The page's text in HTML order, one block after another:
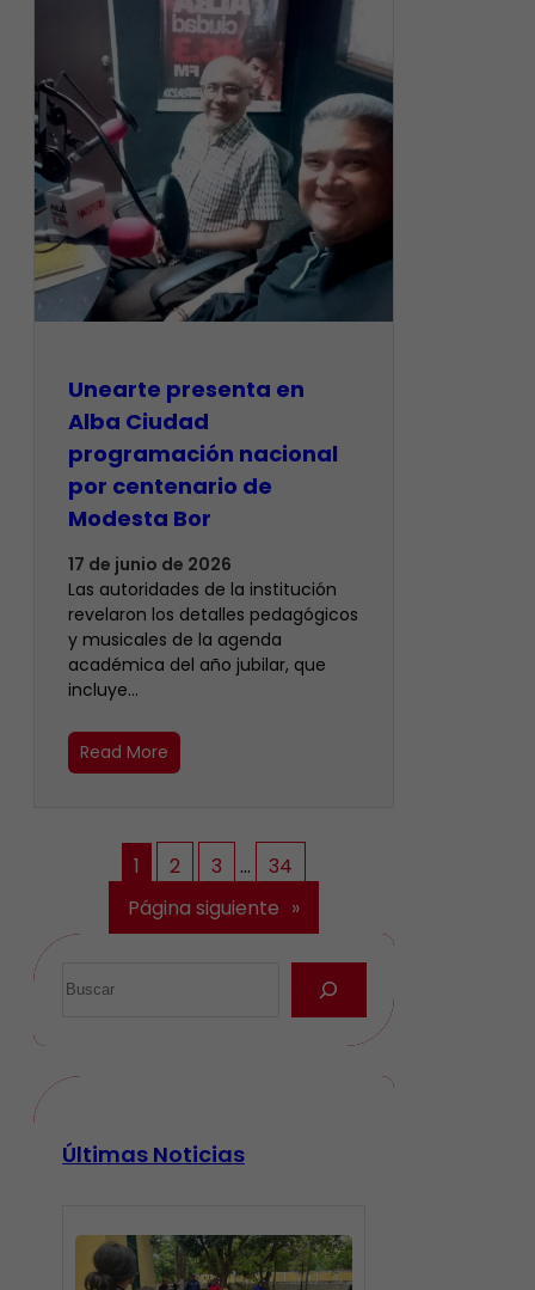
​Unearte presenta en
Alba Ciudad
programación nacional
por centenario de
Modesta Bor
17 de junio de 2026
Las autoridades de la institución
revelaron los detalles pedagógicos
y musicales de la agenda
académica del año jubilar, que
incluye…
Read More
1 2 3 …
34
Página siguiente »
Últimas Noticias